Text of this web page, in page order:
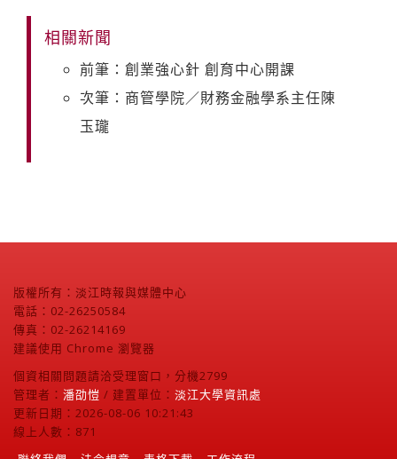
相關新聞
前筆：創業強心針 創育中心開課
次筆：商管學院／財務金融學系主任陳
玉瓏
版權所有：淡江時報與媒體中心
電話：02-26250584
傳真：02-26214169
建議使用 Chrome 瀏覽器
個資相關問題請洽受理窗口，分機2799
管理者： 潘劭愷 / 建置單位： 淡江大學資訊處
更新日期：2026-08-06 10:21:43
線上人數：871